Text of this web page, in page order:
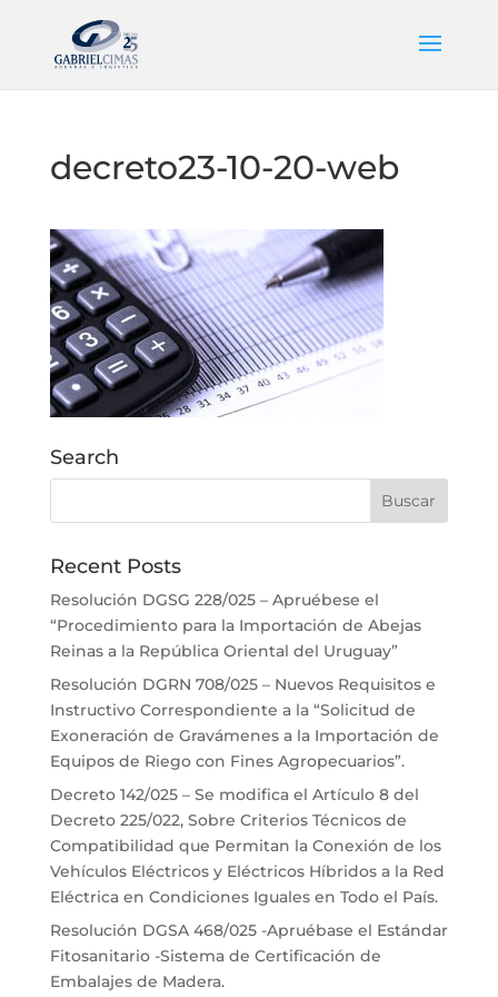
decreto23-10-20-web
Search
Recent Posts
Resolución DGSG 228/025 – Apruébese el
“Procedimiento para la Importación de Abejas
Reinas a la República Oriental del Uruguay”
Resolución DGRN 708/025 – Nuevos Requisitos e
Instructivo Correspondiente a la “Solicitud de
Exoneración de Gravámenes a la Importación de
Equipos de Riego con Fines Agropecuarios”.
Decreto 142/025 – Se modifica el Artículo 8 del
Decreto 225/022, Sobre Criterios Técnicos de
Compatibilidad que Permitan la Conexión de los
Vehículos Eléctricos y Eléctricos Híbridos a la Red
Eléctrica en Condiciones Iguales en Todo el País.
Resolución DGSA 468/025 -Apruébase el Estándar
Fitosanitario -Sistema de Certificación de
Embalajes de Madera.